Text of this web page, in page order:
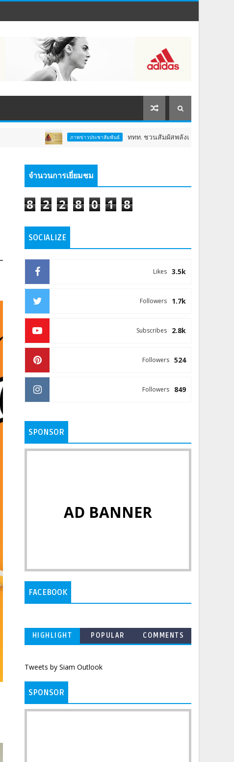
ภาพข่าวประชาสัมพันธ์ ททท. ชวนสัมผัสพลังแห่งศรัทธา ร่วมงาน "ห่มผ้าหลวง
จำนวนการเยี่ยมชม
8 2 2 8 0 1 8
SOCIALIZE
3.5k
Likes
1.7k
Followers
2.8k
Subscribes
524
Followers
849
Followers
SPONSOR
AD BANNER
FACEBOOK
HIGHLIGHT POPULAR COMMENTS
Tweets by Siam Outlook
SPONSOR